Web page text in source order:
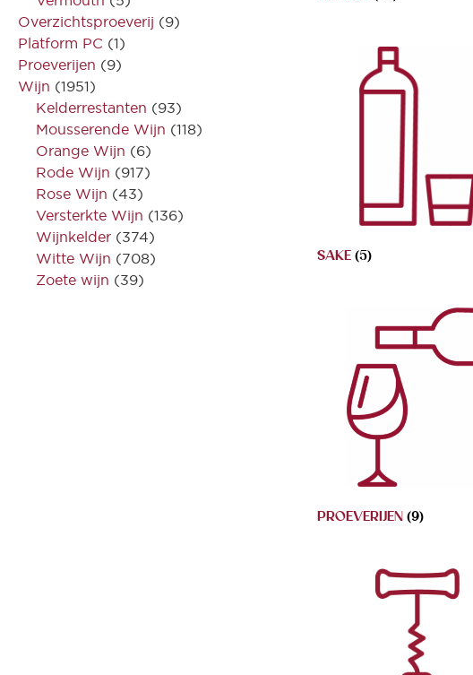
Overzichtsproeverij (9)
Platform PC (1)
Proeverijen (9)
Wijn (1951)
Kelderrestanten (93)
Mousserende Wijn (118)
Orange Wijn (6)
Rode Wijn (917)
Rose Wijn (43)
Versterkte Wijn (136)
Wijnkelder (374)
Witte Wijn (708)
Zoete wijn (39)
SAKE (5)
PROEVERIJEN (9)